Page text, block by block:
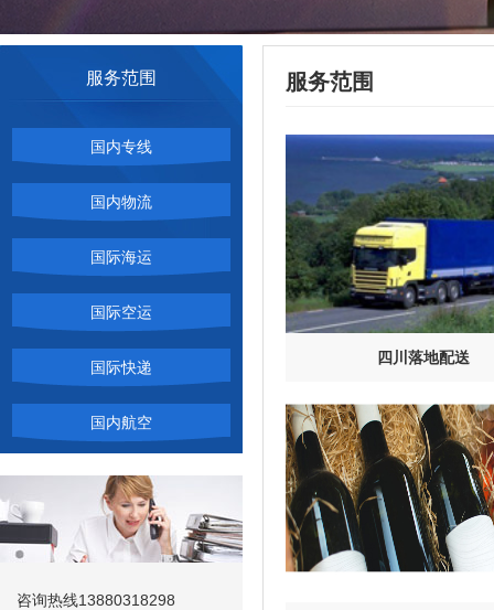
服务范围
国内专线
国内物流
国际海运
国际空运
国际快递
国内航空
咨询热线13880318298
服务范围
四川落地配送